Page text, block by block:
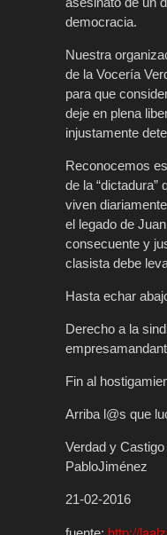
democracia.
Nuestra
de la Vocería
para que
deje en plena
injustamente
Reconocemos
de la “dictadura”
viven
el legado de
consecuente y
clasista debe
Hasta echar
Derecho a la
Fin al
Arriba l@s que
Verdad y
PabloJiménez
21-02-2016